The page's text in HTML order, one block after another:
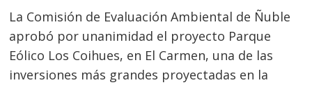
La Comisión de Evaluación Ambiental de Ñuble
aprobó por unanimidad el proyecto Parque
Eólico Los Coihues, en El Carmen, una de las
inversiones más grandes proyectadas en la